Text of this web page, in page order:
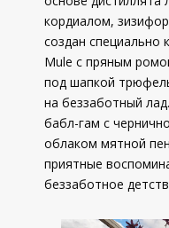
кордиалом,
создан специально
Mule с пряным
под шапкой
на беззаботный
бабл-гам с
облаком мятной
приятные
беззаботное